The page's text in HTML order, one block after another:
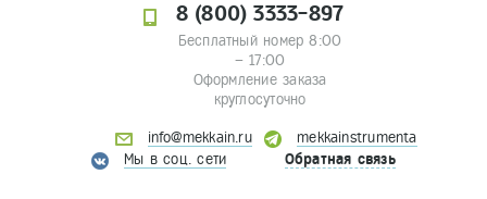
8 (800) 3333-897
Бесплатный номер 8:00
– 17:00
Оформление заказа
круглосуточно
info@mekkain.ru
mekkainstrumenta
Мы в соц. сети
Обратная связь